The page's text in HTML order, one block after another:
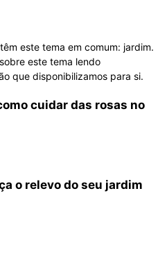
este tema em comum: jardim.
este tema lendo
que disponibilizamos para si.
cuidar das rosas no
o relevo do seu jardim